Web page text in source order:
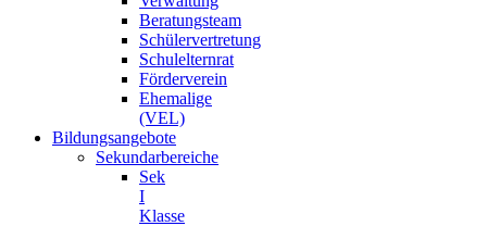
Beratungsteam
Schülervertretung
Schulelternrat
Förderverein
Ehemalige
(VEL)
Bildungsangebote
Sekundarbereiche
Sek
I
Klasse